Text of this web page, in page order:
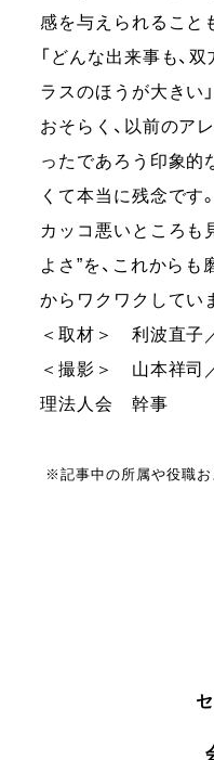
感を与えられること
「どんな出来事も、
ラスのほうが大きい」
おそらく、以前のア
ったであろう印象的
くて本当に残念です。
カッコ悪いところも
よさ”を、これから
からワクワクしてい
＜取材＞ 利波直子
＜撮影＞ 山本祥司
理法人会 幹事
※記事中の所属や役職お